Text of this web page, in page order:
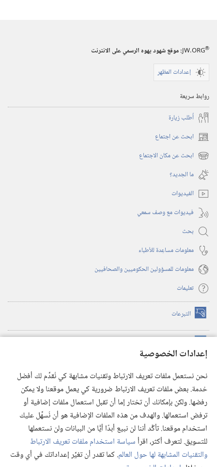
إعدادات الخصوصية
نحن نستعمل ملفات تعريف الارتباط وتقنيات مشابهة كي نُقدِّم لك أفضل
خدمة. بعض ملفات تعريف الارتباط ضرورية كي يعمل موقعنا ولا يمكن
رفضها. ولكن بإمكانك أن تختار إما أن تقبل استعمال ملفات إضافية أو
ترفض استعمالها. والهدف من هذه الملفات الإضافية هو أن نُسهِّل عليك
استخدام موقعنا. تأكَّد أننا لن نبيع أبدًا أيًّا من البيانات ولن نستعملها
للتسويق. لتعرف أكثر، اقرأسياسة استخدام ملفات تعريف الارتباط
والتقنيات المشابهة لها حول العالم. كما تقدر أن تغيِّر إعداداتك في أي وقت
يوليو‏
JW.ORG®
:‏ موقع شهود يهوه الرسمي على الانترنت
إعدادات المظهر
روابط سريعة
أُطلب زيارة
ابحث عن اجتماع (يفتح
نافذة ابحث عن مكان الاجتماع (يفتح
نافذة
جديدة)
ما الجديد؟‏
الفيديوات
فيديوات مع وصف سمعي
بحث
معلومات مساعِدة للأطباء
معلومات للمسؤولين الحكوميين والصحافيين
تعليمات
التبرعات (يفتح
نافذة
(يفتح
نافذة
(يفتح
نافذة
جديدة) تطبيق ®
JW Library
مكتبة برج المراقبة
© 2026 .Watch Tower Bible and Tract Society of Pennsylvania